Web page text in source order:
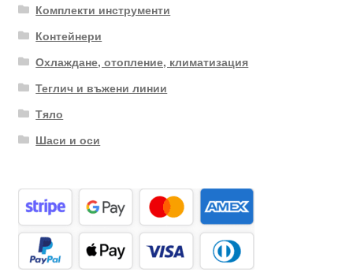
Комплекти инструменти
Контейнери
Охлаждане, отопление, климатизация
Теглич и въжени линии
Тяло
Шаси и оси